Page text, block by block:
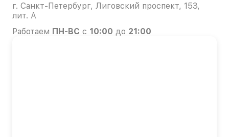
г. Санкт-Петербург, Лиговский проспект, 153,
лит. А
Работаем ПН-ВС с 10:00 до 21:00